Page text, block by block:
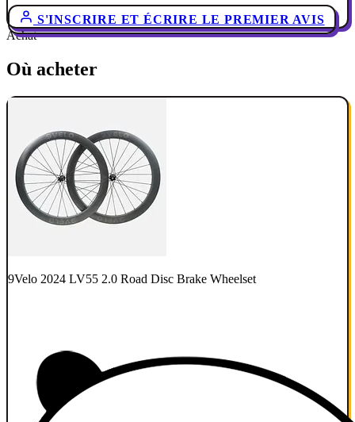
S'INSCRIRE ET ÉCRIRE LE PREMIER AVIS
Achat
Où acheter
9Velo 2024 LV55 2.0 Road Disc Brake Wheelset